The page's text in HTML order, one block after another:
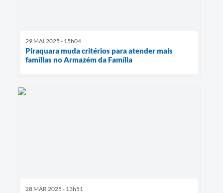
29 MAI 2025 - 15h04
Piraquara muda critérios para atender mais
famílias no Armazém da Família
28 MAR 2025 - 13h51